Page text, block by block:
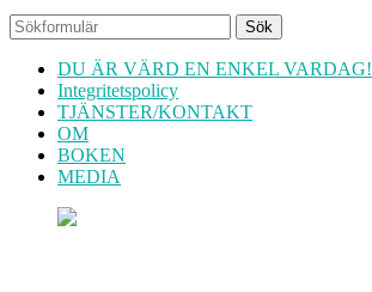
Sök
DU ÄR VÄRD EN ENKEL VARDAG!
Integritetspolicy
TJÄNSTER/KONTAKT
OM
BOKEN
MEDIA